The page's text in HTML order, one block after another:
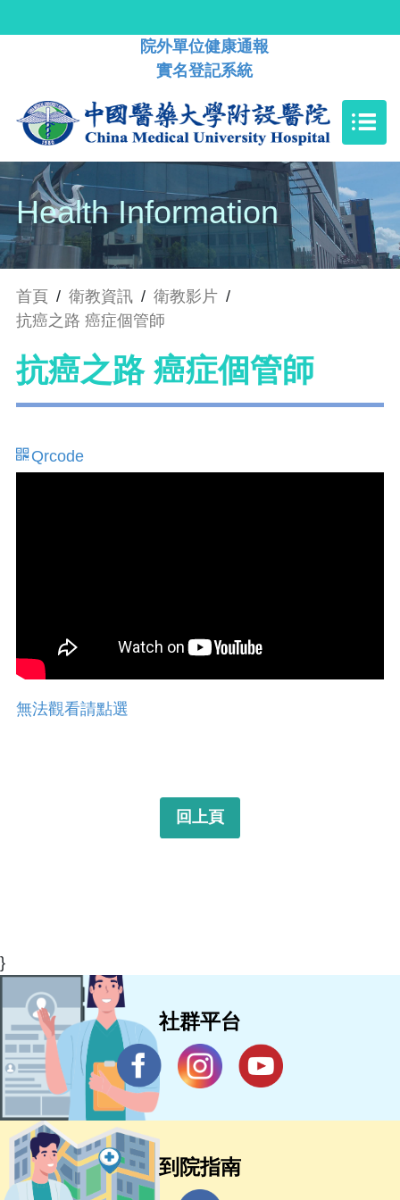
院外單位健康通報
實名登記系統
Health Information
首頁 / 衛教資訊 / 衛教影片 /
抗癌之路 癌症個管師
抗癌之路 癌症個管師
Qrcode
無法觀看請點選
回上頁
}
社群平台
到院指南